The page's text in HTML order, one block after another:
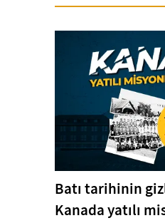
Batı tarihinin
Kanada yatılı